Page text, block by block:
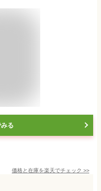
る
価格と在庫を楽天でチェック >>